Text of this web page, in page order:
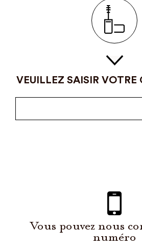
VEUILLEZ SAISIR VOTRE
Vous pouvez nous
numéro